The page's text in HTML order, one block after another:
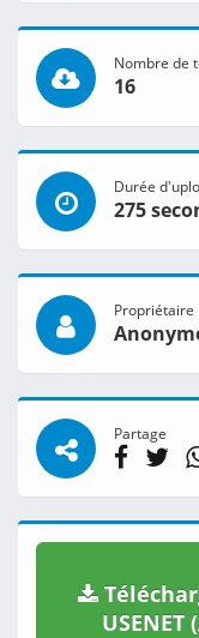
Nombre de
16
Durée
275
Propriétaire
Partage
USENET